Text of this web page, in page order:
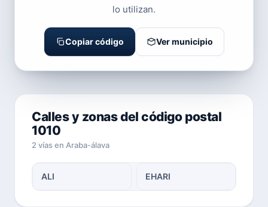
lo utilizan.
Copiar código Ver municipio
Calles y zonas del código postal
1010
2 vías en Araba-álava
ALI EHARI